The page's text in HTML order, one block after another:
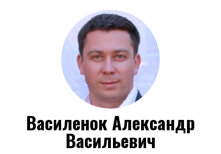
Василенок Александр
Васильевич